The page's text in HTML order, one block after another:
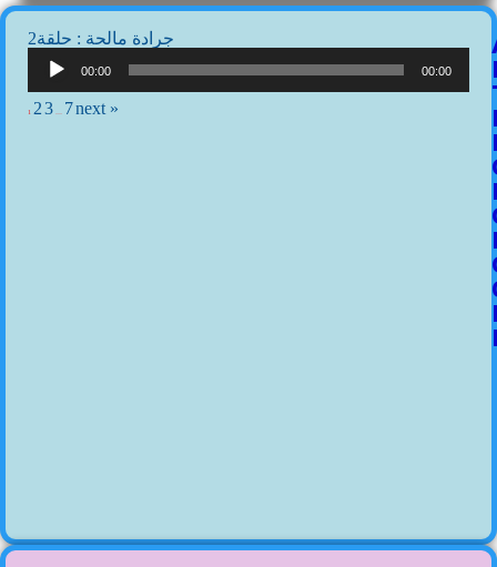
2جرادة مالحة : حلقة
00:00 00:00
1 23 7next »